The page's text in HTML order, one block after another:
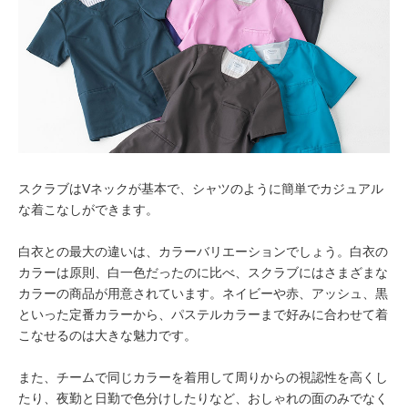
スクラブはVネックが基本で、シャツのように簡単でカジュアル
な着こなしができます。
白衣との最大の違いは、カラーバリエーションでしょう。白衣の
カラーは原則、白一色だったのに比べ、スクラブにはさまざまな
カラーの商品が用意されています。ネイビーや赤、アッシュ、黒
といった定番カラーから、パステルカラーまで好みに合わせて着
こなせるのは大きな魅力です。
また、チームで同じカラーを着用して周りからの視認性を高くし
たり、夜勤と日勤で色分けしたりなど、おしゃれの面のみでなく